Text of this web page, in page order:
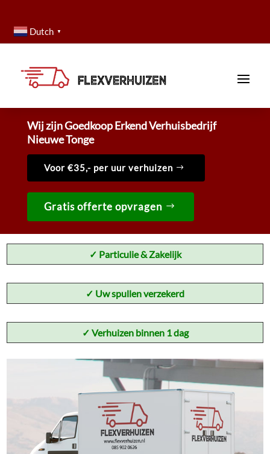
Dutch ▼
Wij zijn Goedkoop Erkend Verhuisbedrijf
Nieuwe Tonge
Voor €35,- per uur verhuizen
Gratis offerte opvragen
✓ Particulie & Zakelijk
✓ Uw spullen verzekerd
✓ Verhuizen binnen 1 dag